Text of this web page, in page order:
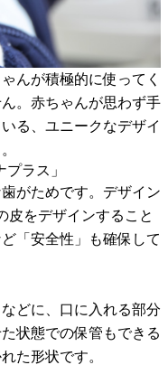
んが積極的に使ってく
。赤ちゃんが思わず手
る、ユニークなデザイ
ラス」
がためです。デザイン
皮をデザインすること
「安全性」も確保して
どに、口に入れる部分
状態での保管もできる
た形状です。